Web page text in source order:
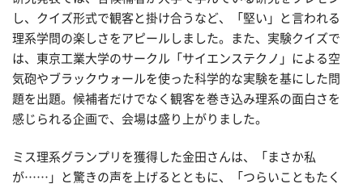
し、クイズ形式で観客と掛け合うなど、「堅い」と言われる
理系学問の楽しさをアピールしました。また、実験クイズで
は、東京工業大学のサークル「サイエンステクノ」による空
気砲やブラックウォールを使った科学的な実験を基にした問
題を出題。候補者だけでなく観客を巻き込み理系の面白さを
感じられる企画で、会場は盛り上がりました。
ミス理系グランプリを獲得した金田さんは、「まさか私
が……」と驚きの声を上げるとともに、「つらいこともたく